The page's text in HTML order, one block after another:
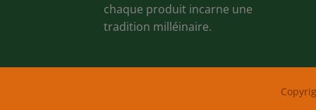
chaque produit incarne une
tradition milléinaire.